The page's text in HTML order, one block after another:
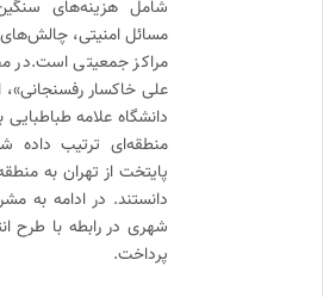
شامل هزینه‌های
مسائل امنیتی،
مراکز جمعیتی است.در
علی خاکسار
دانشگاه علامه
منطقه‌ای ترتیب داده
پایتخت از تهران به
دانستند. در ادامه به
شهری در رابطه با طرح
پرداخت.